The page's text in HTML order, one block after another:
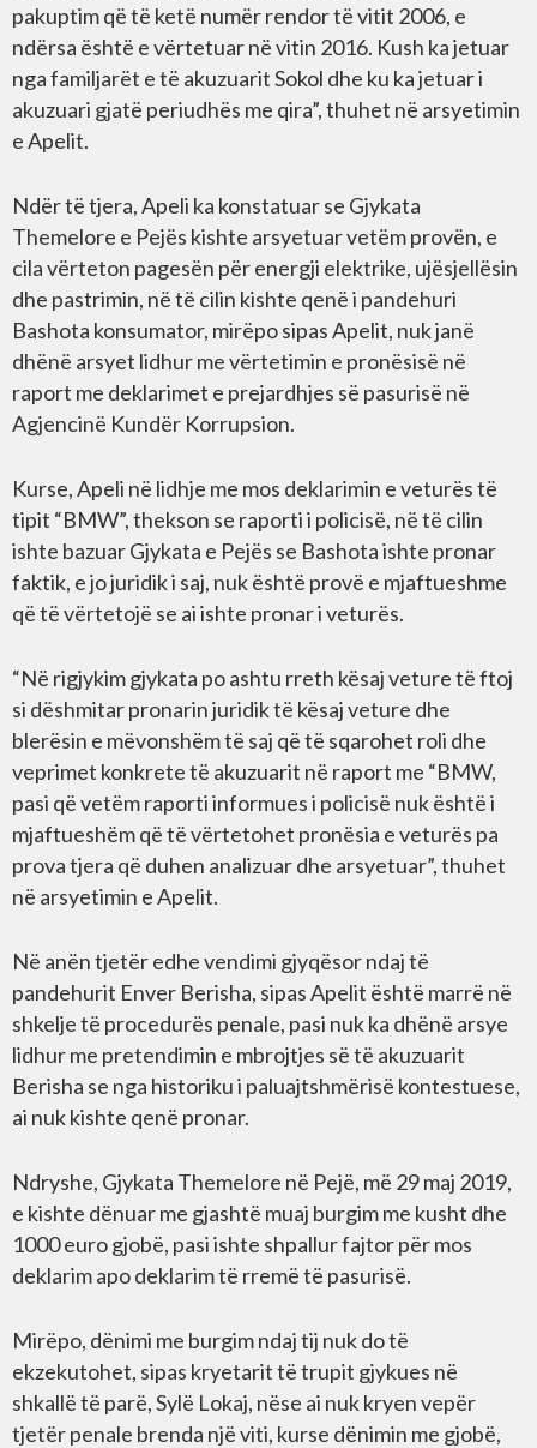
pakuptim që të ketë numër rendor të vitit 2006, e
ndërsa është e vërtetuar në vitin 2016. Kush ka jetuar
nga familjarët e të akuzuarit Sokol dhe ku ka jetuar i
akuzuari gjatë periudhës me qira”, thuhet në arsyetimin
e Apelit.
Ndër të tjera, Apeli ka konstatuar se Gjykata
Themelore e Pejës kishte arsyetuar vetëm provën, e
cila vërteton pagesën për energji elektrike, ujësjellësin
dhe pastrimin, në të cilin kishte qenë i pandehuri
Bashota konsumator, mirëpo sipas Apelit, nuk janë
dhënë arsyet lidhur me vërtetimin e pronësisë në
raport me deklarimet e prejardhjes së pasurisë në
Agjencinë Kundër Korrupsion.
Kurse, Apeli në lidhje me mos deklarimin e veturës të
tipit “BMW”, thekson se raporti i policisë, në të cilin
ishte bazuar Gjykata e Pejës se Bashota ishte pronar
faktik, e jo juridik i saj, nuk është provë e mjaftueshme
që të vërtetojë se ai ishte pronar i veturës.
“Në rigjykim gjykata po ashtu rreth kësaj veture të ftoj
si dëshmitar pronarin juridik të kësaj veture dhe
blerësin e mëvonshëm të saj që të sqarohet roli dhe
veprimet konkrete të akuzuarit në raport me “BMW,
pasi që vetëm raporti informues i policisë nuk është i
mjaftueshëm që të vërtetohet pronësia e veturës pa
prova tjera që duhen analizuar dhe arsyetuar”, thuhet
në arsyetimin e Apelit.
Në anën tjetër edhe vendimi gjyqësor ndaj të
pandehurit Enver Berisha, sipas Apelit është marrë në
shkelje të procedurës penale, pasi nuk ka dhënë arsye
lidhur me pretendimin e mbrojtjes së të akuzuarit
Berisha se nga historiku i paluajtshmërisë kontestuese,
ai nuk kishte qenë pronar.
Ndryshe, Gjykata Themelore në Pejë, më 29 maj 2019,
e kishte dënuar me gjashtë muaj burgim me kusht dhe
1000 euro gjobë, pasi ishte shpallur fajtor për mos
deklarim apo deklarim të rremë të pasurisë.
Mirëpo, dënimi me burgim ndaj tij nuk do të
ekzekutohet, sipas kryetarit të trupit gjykues në
shkallë të parë, Sylë Lokaj, nëse ai nuk kryen vepër
tjetër penale brenda një viti, kurse dënimin me gjobë,